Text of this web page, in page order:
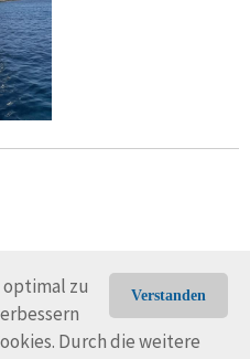
Verstanden
optimal zu
Durch die weitere
Impressum
Rechtliche Hinweise